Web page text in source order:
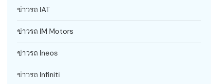
ข่าวรถ IAT
ข่าวรถ IM Motors
ข่าวรถ Ineos
ข่าวรถ Infiniti